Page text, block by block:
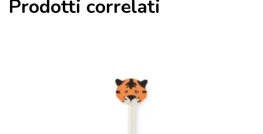
Prodotti correlati